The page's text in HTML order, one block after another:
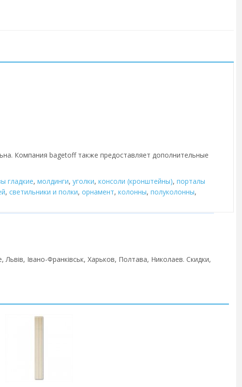
Компания bagetoff также предоставляет дополнительные
гладкие, молдинги, уголки, консоли (кронштейны), порталы
, cветильники и полки, орнамент, колонны, полуколонны,
Івано-Франківськ, Харьков, Полтава, Николаев. Скидки,